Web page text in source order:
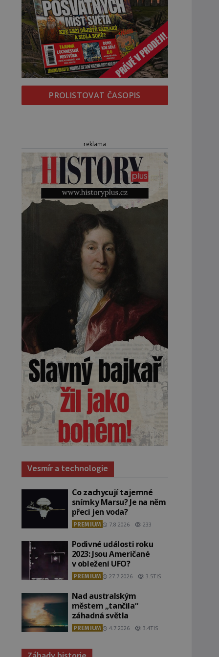
PROLISTOVAT ČASOPIS
reklama
Vesmír a technologie
Co zachycují tajemné
snímky Marsu? Je na něm
přeci jen voda?
PREMIUM 7.8.2026 233
Podivné události roku
2023: Jsou Američané
v obležení UFO?
PREMIUM 27.7.2026 3.5TIS
Nad australským
městem „tančila“
záhadná světla
PREMIUM 4.7.2026 3.4TIS